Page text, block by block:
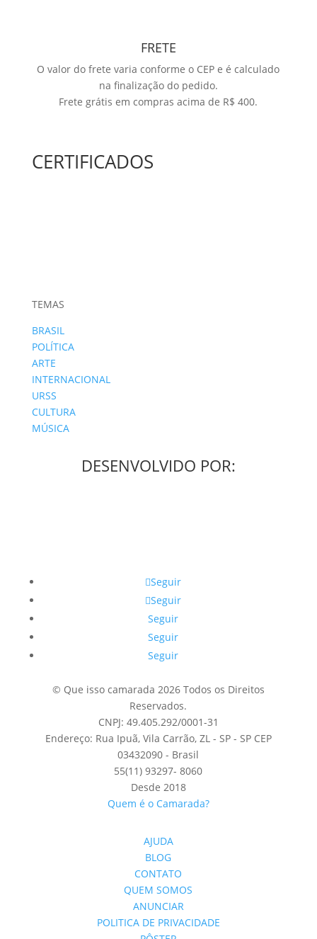
FRETE
O valor do frete varia conforme o CEP e é calculado
na finalização do pedido.
Frete grátis em compras acima de R$ 400.
CERTIFICADOS
TEMAS
BRASIL
POLÍTICA
ARTE
INTERNACIONAL
URSS
CULTURA
MÚSICA
DESENVOLVIDO POR:
Seguir
Seguir
Seguir
Seguir
Seguir
© Que isso camarada 2026 Todos os Direitos
Reservados.
CNPJ: 49.405.292/0001-31
Endereço: Rua Ipuã, Vila Carrão, ZL - SP - SP CEP
03432090 - Brasil
55(11) 93297- 8060
Desde 2018
Quem é o Camarada?
AJUDA
BLOG
CONTATO
QUEM SOMOS
ANUNCIAR
POLITICA DE PRIVACIDADE